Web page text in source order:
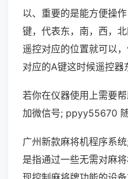
以、重要的是能方便操
键，代表东，南，西，
遥控对应的位置就可以
对应的A键这时候遥控器
若你在仪器使用上需要
加微信号; ppyy55670 随
广州新款麻将机程序系
是指通过一些无需对麻